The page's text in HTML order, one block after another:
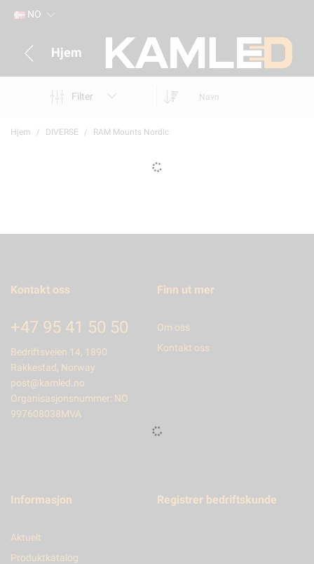
NO
Hjem
Filter Navn
Hjem DIVERSE RAM Mounts Nordic
Kontakt oss
+47 95 41 50 50
Bedriftsveien 14, 1890
Rakkestad, Norway
post@kamled.no
Organisasjonsnummer: NO
997608038MVA
Finn ut mer
Om oss
Kontakt oss
Informasjon
Aktuelt
Produktkatalog
Registrer bedriftskunde